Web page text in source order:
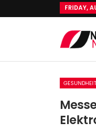
FRIDAY,
GESUNDHEIT